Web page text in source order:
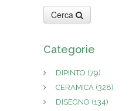
Cerca
Categorie
DIPINTO (79)
CERAMICA (328)
DISEGNO (134)